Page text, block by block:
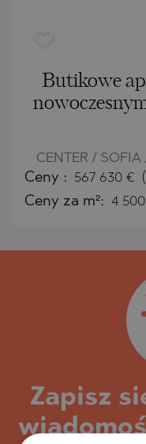
Butikowe
CENTER /
Ceny : 567 630 €
Ceny za m²: 4
Zapisz